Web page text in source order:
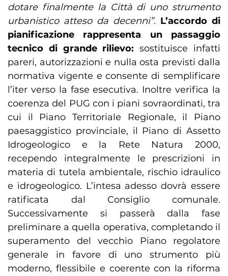
dotare finalmente la Città di uno strumento
urbanistico atteso da decenni”. L’accordo di
pianificazione rappresenta un passaggio
tecnico di grande rilievo: sostituisce infatti
pareri, autorizzazioni e nulla osta previsti dalla
normativa vigente e consente di semplificare
l’iter verso la fase esecutiva. Inoltre verifica la
coerenza del PUG con i piani sovraordinati, tra
cui il Piano Territoriale Regionale, il Piano
paesaggistico provinciale, il Piano di Assetto
Idrogeologico e la Rete Natura 2000,
recependo integralmente le prescrizioni in
materia di tutela ambientale, rischio idraulico
e idrogeologico. L’intesa adesso dovrà essere
ratificata dal Consiglio comunale.
Successivamente si passerà dalla fase
preliminare a quella operativa, completando il
superamento del vecchio Piano regolatore
generale in favore di uno strumento più
moderno, flessibile e coerente con la riforma